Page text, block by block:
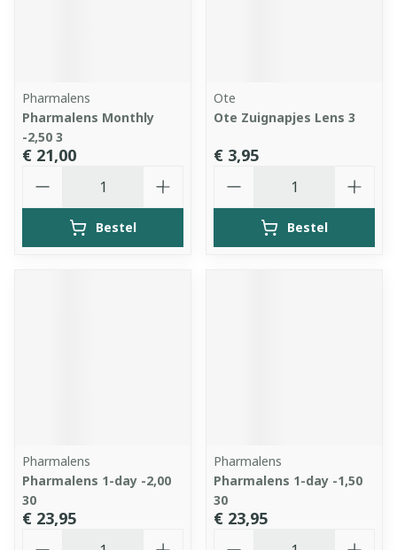
Pharmalens
Pharmalens Monthly
-2,50 3
€ 21,00
Bestel
Ote
Ote Zuignapjes Lens 3
€ 3,95
Bestel
Pharmalens
Pharmalens 1-day -2,00
30
€ 23,95
Pharmalens
Pharmalens 1-day -1,50
30
€ 23,95